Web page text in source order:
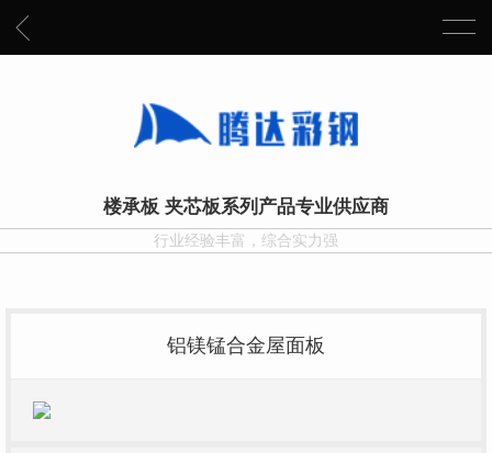
楼承板 夹芯板系列产品专业供应商
行业经验丰富，综合实力强
铝镁锰合金屋面板